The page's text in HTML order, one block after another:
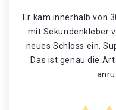
Er kam innerhalb von
mit Sekundenkleber
neues Schloss ein.
Das ist genau die